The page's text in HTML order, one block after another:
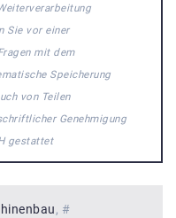
Sie vor einer
mit dem
Speicherung
von Teilen
Genehmigung
gestattet
#